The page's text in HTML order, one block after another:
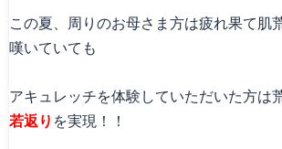
この夏、周りのお母さま方は疲れ果て肌
嘆いていても
アキュレッチを体験していただいた方は
若返り を実現！！